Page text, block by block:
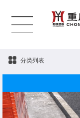
分类列表